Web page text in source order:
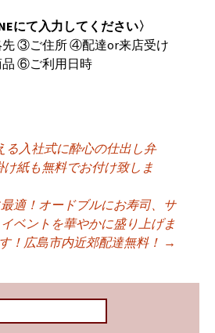
にて入力してください〉
③ご住所 ④配達or来店受け
⑥ご利用日時
ゲーショ
る入社式に酔心の仕出し弁
紙も無料でお付け致しま
適！オードブルにお寿司、サ
ベントを華やかに盛り上げま
す！広島市内近郊配達無料！ →